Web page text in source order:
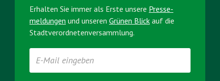
Erhalten Sie immer als Erste unsere Presse­
meldungen und unseren Grünen Blick auf die
Stadt­verordneten­versammlung.